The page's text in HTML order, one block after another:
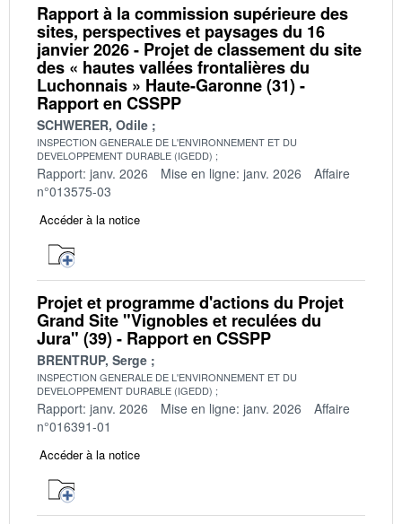
Rapport à la commission supérieure des
sites, perspectives et paysages du 16
janvier 2026 - Projet de classement du site
des « hautes vallées frontalières du
Luchonnais » Haute-Garonne (31) -
Rapport en CSSPP
SCHWERER, Odile
INSPECTION GENERALE DE L'ENVIRONNEMENT ET DU
DEVELOPPEMENT DURABLE (IGEDD)
Rapport: janv. 2026 Mise en ligne: janv. 2026
Affaire
n°013575-03
Accéder à la notice
Projet et programme d'actions du Projet
Grand Site "Vignobles et reculées du
Jura" (39) - Rapport en CSSPP
BRENTRUP, Serge
INSPECTION GENERALE DE L'ENVIRONNEMENT ET DU
DEVELOPPEMENT DURABLE (IGEDD)
Rapport: janv. 2026 Mise en ligne: janv. 2026
Affaire
n°016391-01
Accéder à la notice